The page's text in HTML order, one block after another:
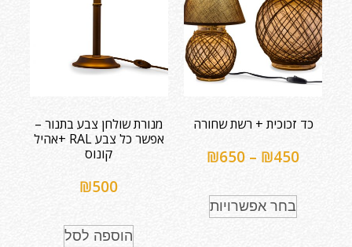
כד זכוכית + רשת שחורה
₪450
–
₪650
בחר אפשרויות
מנורת שולחן צבע בתנור –
אפשר כל צבע RAL +אהיל
קונוס
₪500
הוספה לסל